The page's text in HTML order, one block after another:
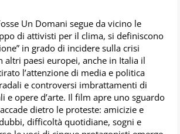
Un Domani segue da vicino le
di attivisti per il clima, si definiscono
in grado di incidere sulla crisi
altri paesi europei, anche in Italia il
l’attenzione di media e politica
e controversi imbrattamenti di
e opere d’arte. Il film apre uno sguardo
dietro le proteste: amicizie e
difficoltà quotidiane, sogni e